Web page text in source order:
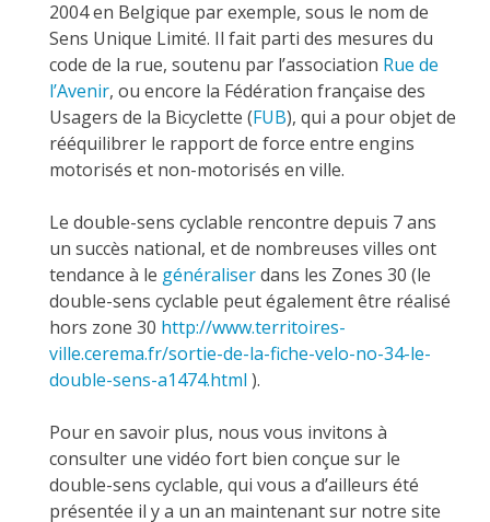
2004 en Belgique par exemple, sous le nom de
Sens Unique Limité. Il fait parti des mesures du
code de la rue, soutenu par l’association Rue de
l’Avenir, ou encore la Fédération française des
Usagers de la Bicyclette (FUB), qui a pour objet de
rééquilibrer le rapport de force entre engins
motorisés et non-motorisés en ville.
Le double-sens cyclable rencontre depuis 7 ans
un succès national, et de nombreuses villes ont
tendance à le généraliserdans les Zones 30 (le
double-sens cyclable peut également être réalisé
hors zone 30 http://www.territoires-
ville.cerema.fr/sortie-de-la-fiche-velo-no-34-le-
double-sens-a1474.html ).
Pour en savoir plus, nous vous invitons à
consulter une vidéo fort bien conçue sur le
double-sens cyclable, qui vous a d’ailleurs été
présentée il y a un an maintenant sur notre site